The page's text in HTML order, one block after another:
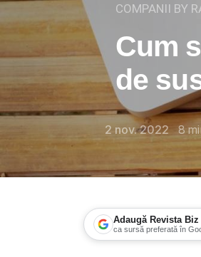
COMPANII BY
Cum
de
2 nov. 2022 8
Adaugă Revista Biz
ca sursă preferată în